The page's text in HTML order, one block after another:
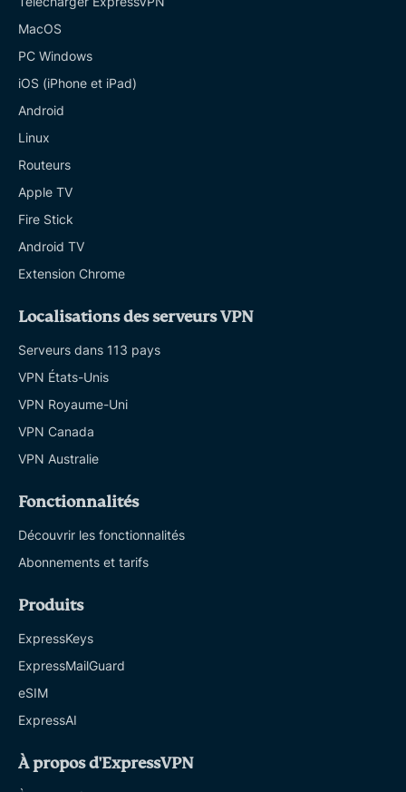
MacOS
PC Windows
iOS (iPhone et iPad)
Android
Linux
Routeurs
Apple TV
Fire Stick
Android TV
Extension Chrome
Localisations des serveurs VPN
Serveurs dans 113 pays
VPN États-Unis
VPN Royaume-Uni
VPN Canada
VPN Australie
Fonctionnalités
Découvrir les fonctionnalités
Abonnements et tarifs
Produits
ExpressKeys
ExpressMailGuard
eSIM
ExpressAI
À propos d'ExpressVPN